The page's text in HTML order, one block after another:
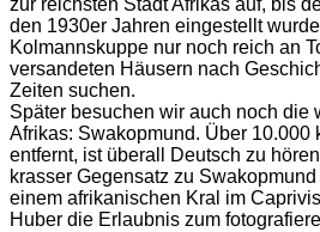
zur reichsten Stadt Afrikas auf, bis
den 1930er Jahren eingestellt
Kolmannskuppe nur noch reich an
versandeten Häusern nach
Zeiten suchen.
Später besuchen wir auch noch die
Afrikas: Swakopmund. Über 10.000
entfernt, ist überall Deutsch zu
krasser Gegensatz zu
einem afrikanischen Kral im
Huber die Erlaubnis zum